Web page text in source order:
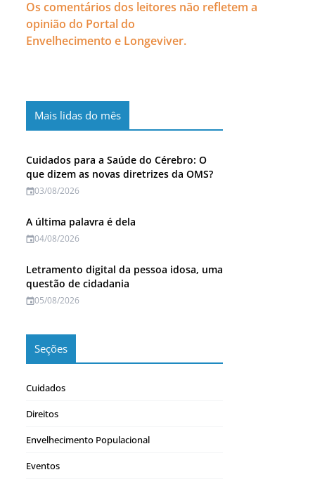
Os comentários dos leitores não refletem a
opinião do Portal do
Envelhecimento e Longeviver.
Mais lidas do mês
Cuidados para a Saúde do Cérebro: O
que dizem as novas diretrizes da OMS?
03/08/2026
A última palavra é dela
04/08/2026
Letramento digital da pessoa idosa, uma
questão de cidadania
05/08/2026
Seções
Cuidados
Direitos
Envelhecimento Populacional
Eventos